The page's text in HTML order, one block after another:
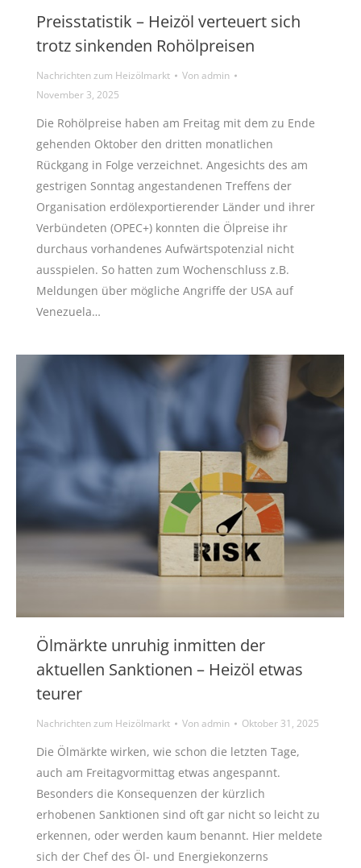
Preisstatistik – Heizöl verteuert sich
trotz sinkenden Rohölpreisen
Nachrichten zum Heizölmarkt Vonadmin
November 3, 2025
Die Rohölpreise haben am Freitag mit dem zu Ende
gehenden Oktober den dritten monatlichen
Rückgang in Folge verzeichnet. Angesichts des am
gestrigen Sonntag angestandenen Treffens der
Organisation erdölexportierender Länder und ihrer
Verbündeten (OPEC+) konnten die Ölpreise ihr
durchaus vorhandenes Aufwärtspotenzial nicht
ausspielen. So hatten zum Wochenschluss z.B.
Meldungen über mögliche Angriffe der USA auf
Venezuela…
Ölmärkte unruhig inmitten der
aktuellen Sanktionen – Heizöl etwas
teurer
Nachrichten zum Heizölmarkt Vonadmin Oktober 31, 2025
Die Ölmärkte wirken, wie schon die letzten Tage,
auch am Freitagvormittag etwas angespannt.
Besonders die Konsequenzen der kürzlich
erhobenen Sanktionen sind oft gar nicht so leicht zu
erkennen, oder werden kaum benannt. Hier meldete
sich der Chef des Öl- und Energiekonzerns